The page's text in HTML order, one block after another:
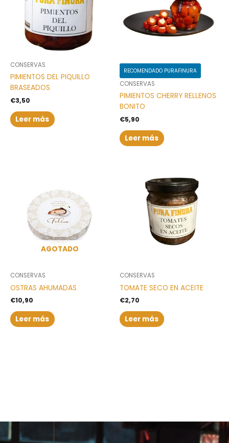
CONSERVAS
PIMIENTOS DEL PIQUILLO
BRASEADOS
€3,50
Leer más
RECOMENDADO PURAFINURA
CONSERVAS
PIMIENTOS CHERRY RELLENOS
BONITO
€5,90
Leer más
AGOTADO
CONSERVAS
OSTRAS AHUMADAS
€10,90
Leer más
CONSERVAS
TOMATE SECO EN ACEITE
€2,70
Leer más